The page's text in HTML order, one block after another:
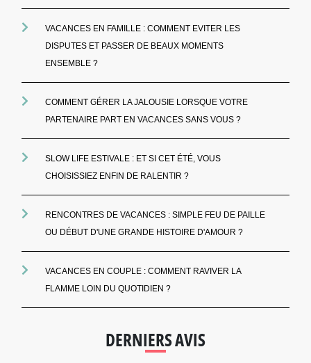
VACANCES EN FAMILLE : COMMENT EVITER LES
DISPUTES ET PASSER DE BEAUX MOMENTS
ENSEMBLE ?
COMMENT GÉRER LA JALOUSIE LORSQUE VOTRE
PARTENAIRE PART EN VACANCES SANS VOUS ?
SLOW LIFE ESTIVALE : ET SI CET ÉTÉ, VOUS
CHOISISSIEZ ENFIN DE RALENTIR ?
RENCONTRES DE VACANCES : SIMPLE FEU DE PAILLE
OU DÉBUT D'UNE GRANDE HISTOIRE D'AMOUR ?
VACANCES EN COUPLE : COMMENT RAVIVER LA
FLAMME LOIN DU QUOTIDIEN ?
DERNIERS AVIS